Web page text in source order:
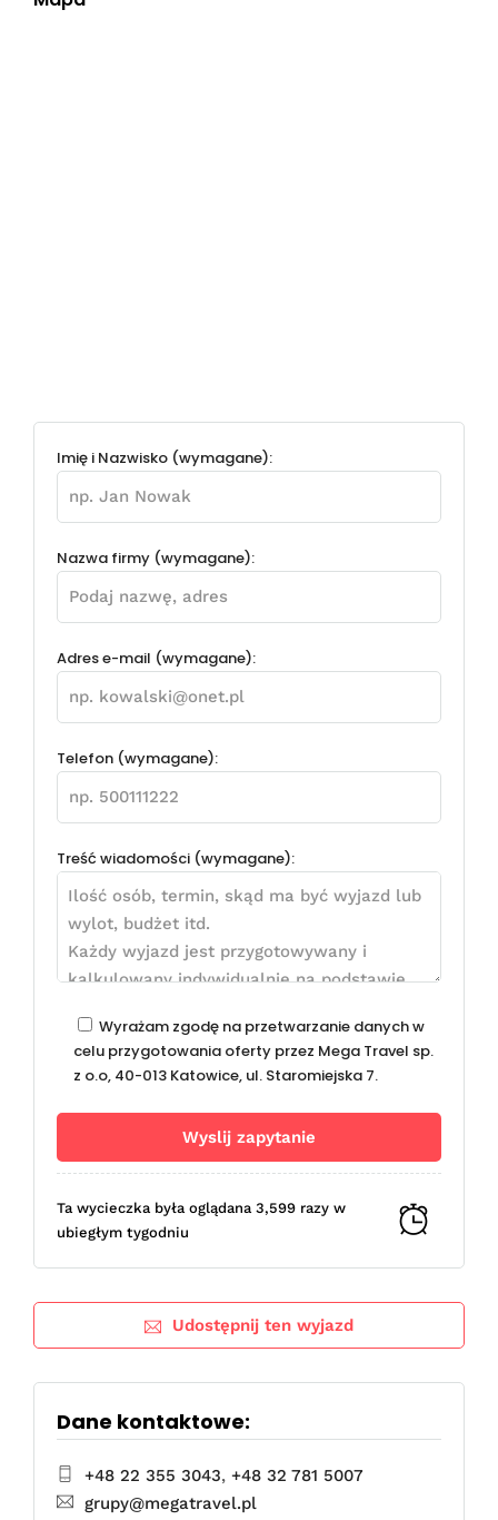
Imię i Nazwisko (wymagane):
Nazwa firmy (wymagane):
Adres e-mail (wymagane):
Telefon (wymagane):
Treść wiadomości (wymagane):
Wyrażam zgodę na przetwarzanie danych w
celu przygotowania oferty przez Mega Travel sp.
z o.o, 40-013 Katowice, ul. Staromiejska 7.
Ta wycieczka była oglądana 3,599 razy w
ubiegłym tygodniu
Udostępnij ten wyjazd
Dane kontaktowe:
+48 22 355 3043, +48 32 781 5007
grupy@megatravel.pl